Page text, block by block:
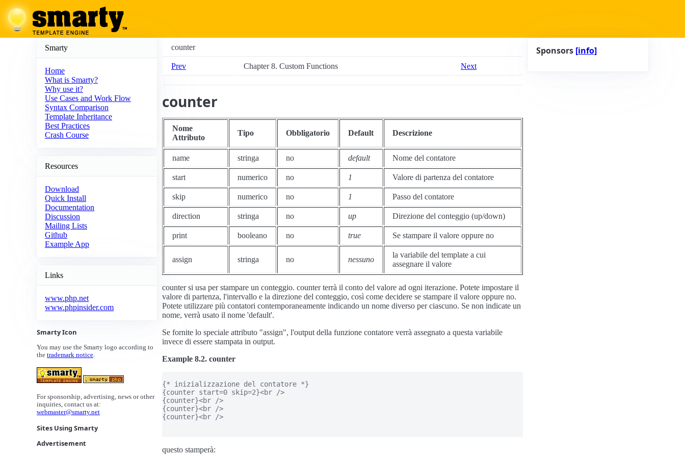
Smarty
Home
What is Smarty?
Why use it?
Use Cases and Work Flow
Syntax Comparison
Template Inheritance
Best Practices
Crash Course
Resources
Download
Quick Install
Documentation
Discussion
Mailing Lists
Github
Example App
Links
www.php.net
www.phpinsider.com
Smarty Icon
You may use the Smarty logo according to
the trademark notice.
For sponsorship, advertising, news or other
inquiries, contact us at:
webmaster@smarty.net
Sites Using Smarty
Advertisement
counter
Prev Chapter 8. Custom Functions Next
counter
Nome
Attributo
Tipo Obbligatorio Default Descrizione
name stringa no default Nome del contatore
start numerico no 1 Valore di partenza del contatore
skip numerico no 1 Passo del contatore
direction stringa no up Direzione del conteggio (up/down)
print booleano no true Se stampare il valore oppure no
assign stringa no nessuno
la variabile del template a cui
assegnare il valore
counter si usa per stampare un conteggio. counter terrà il conto del valore ad ogni iterazione. Potete impostare il
valore di partenza, l'intervallo e la direzione del conteggio, così come decidere se stampare il valore oppure no.
Potete utilizzare più contatori contemporaneamente indicando un nome diverso per ciascuno. Se non indicate un
nome, verrà usato il nome 'default'.
Se fornite lo speciale attributo "assign", l'output della funzione contatore verrà assegnato a questa variabile
invece di essere stampata in output.
Example 8.2. counter
{* inizializzazione del contatore *}
{counter start=0 skip=2}<br />
{counter}<br />
{counter}<br />
{counter}<br />
questo stamperà:
Sponsors [info]